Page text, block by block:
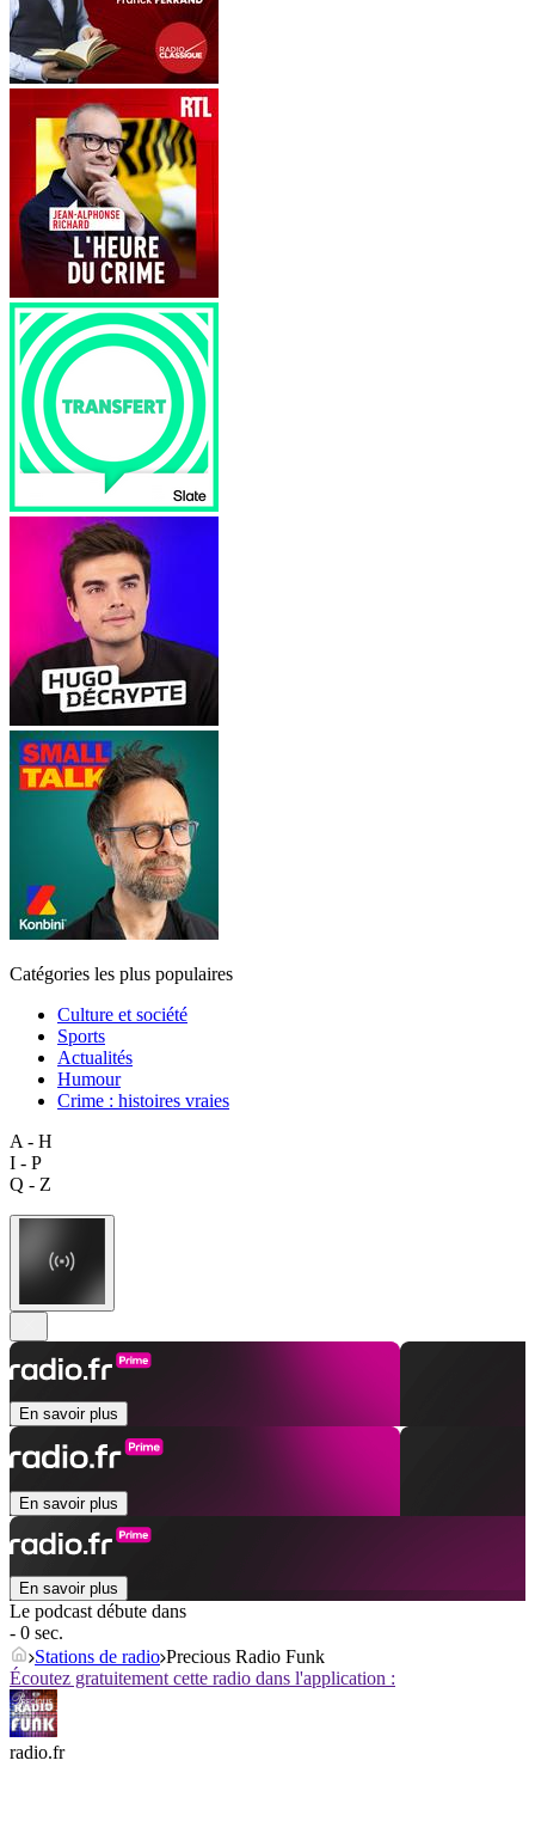
Catégories les plus populaires
Culture et société
Sports
Actualités
Humour
Crime : histoires vraies
A - H
I - P
Q - Z
En savoir plus
En savoir plus
En savoir plus
Le podcast débute dans
- 0 sec.
Stations de radio Precious Radio Funk
Écoutez gratuitement cette radio dans l'application :
radio.fr